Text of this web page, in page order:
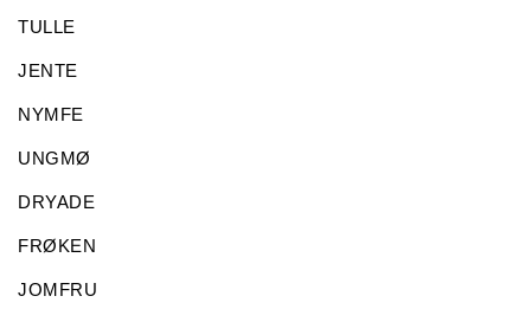
TULLE
JENTE
NYMFE
UNGMØ
DRYADE
FRØKEN
JOMFRU